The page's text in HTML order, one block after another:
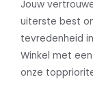
Jouw
uiterste best
tevredenheid
Winkel met
onze